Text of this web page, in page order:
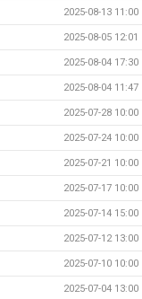
2025-08-13 11:00
2025-08-05 12:01
2025-08-04 17:30
2025-08-04 11:47
2025-07-28 10:00
2025-07-24 10:00
2025-07-21 10:00
2025-07-17 10:00
2025-07-14 15:00
2025-07-12 13:00
2025-07-10 10:00
2025-07-04 13:00